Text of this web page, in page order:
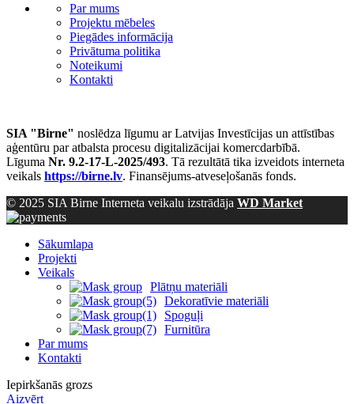
Par mums
Projektu mēbeles
Piegādes informācija
Privātuma politika
Noteikumi
Kontakti
SIA "Birne" noslēdza līgumu ar Latvijas Investīcijas un attīstības
aģentūru par atbalsta procesu digitalizācijai komercdarbībā.
Līguma Nr. 9.2-17-L-2025/493. Tā rezultātā tika izveidots interneta
veikals https://birne.lv. Finansējums-atveseļošanās fonds.
© 2025 SIA Birne Interneta veikalu izstrādāja WD Market
Sākumlapa
Projekti
Veikals
Plātņu materiāli
Dekoratīvie materiāli
Spoguļi
Furnitūra
Par mums
Kontakti
Iepirkšanās grozs
Aizvērt